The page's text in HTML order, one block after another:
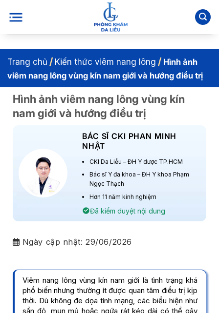
qua
Trang chủ / Kiến thức viêm nang lông / Hình ảnh
viêm nang lông vùng kín nam giới và hướng điều trị
Hình ảnh viêm nang lông vùng kín
nam giới và hướng điều trị
BÁC SĨ CKI PHAN MINH
NHẬT
CKI Da Liễu – ĐH Y dược TP.HCM
Bác sĩ Y đa khoa – ĐH Y khoa Phạm
Ngọc Thạch
Hơn 11 năm kinh nghiệm
Đã kiểm duyệt nội dung
Ngày cập nhật:29/06/2026
Viêm nang lông vùng kín nam giới là tình trạng khá
phổ biến nhưng thường ít được quan tâm điều trị kịp
thời. Dù không đe dọa tính mạng, các biểu hiện như
sẩn đỏ, mụn mủ hoặc ngứa rát kéo dài có thể gây